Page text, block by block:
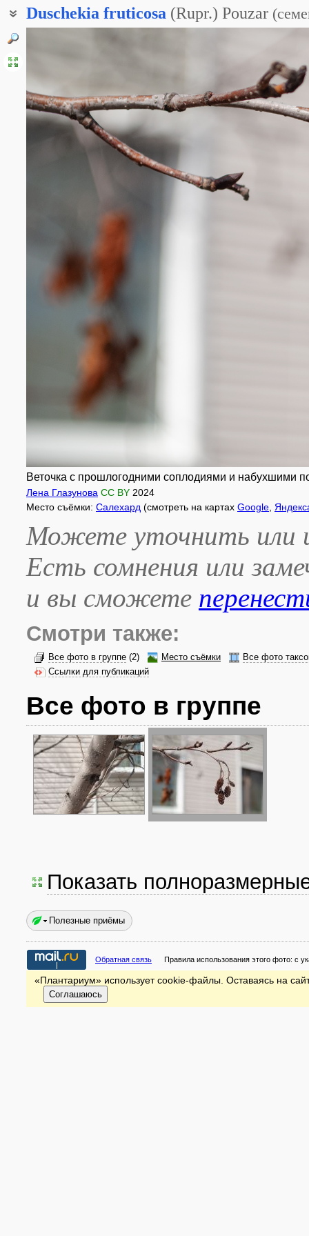
Duschekia fruticosa (Rupr.) Pouzar (
Веточка с прошлогодними соплодиями и набухшими
Лена Глазунова CC BY 2024
Место съёмки: Салехард (смотреть на картах Google
Можете уточнить или
Есть сомнения или
и вы сможете
Смотри также:
Все фото в группе (2) Место съёмки
Все фото
Ссылки для публикаций
Все фото в группе
Показать
Полезные приёмы
Обратная связь Правила использования этого фото: с
«Плантариум» использует cookie-файлы. Оставаясь на
Соглашаюсь